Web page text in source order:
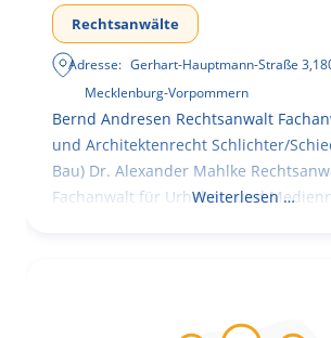
Rechtsanwälte
Adresse: Gerhart-Hauptmann-Straße 3,
Mecklenburg-Vorpommern
Bernd Andresen Rechtsanwalt
und Architektenrecht Schlichter/
Bau) Dr. Alexander Mahlke
Fachanwalt für Urheber- und
Weiterlesen …